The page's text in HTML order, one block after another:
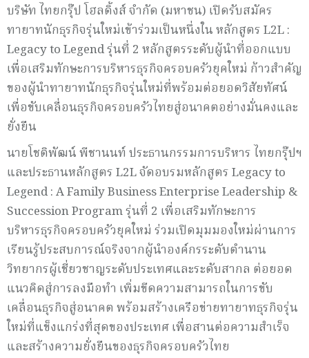
บริษัท ไทยกรุ๊ป โฮลดิ้งส์ จำกัด (มหาชน) เปิดรับสมัคร
ทายาทนักธุรกิจรุ่นใหม่เข้าร่วมเป็นหนึ่งใน หลักสูตร L2L :
Legacy to Legend รุ่นที่ 2 หลักสูตรระดับผู้นำที่ออกแบบ
เพื่อเสริมทักษะการบริหารธุรกิจครอบครัวยุคใหม่ ก้าวสำคัญ
ของผู้นำทายาทนักธุรกิจรุ่นใหม่ที่พร้อมต่อยอดวิสัยทัศน์
เพื่อขับเคลื่อนธุรกิจครอบครัวไทยสู่อนาคตอย่างมั่นคงและ
ยั่งยืน
นายโชติพัฒน์ พีชานนท์ ประธานกรรมการบริหาร ไทยกรุ๊ปฯ
และประธานหลักสูตร L2L จัดอบรมหลักสูตร Legacy to
Legend : A Family Business Enterprise Leadership &
Succession Program รุ่นที่ 2 เพื่อเสริมทักษะการ
บริหารธุรกิจครอบครัวยุคใหม่ ร่วมเปิดมุมมองใหม่ผ่านการ
เรียนรู้ประสบการณ์จริงจากผู้นำองค์กรระดับตำนาน
วิทยากรผู้เชี่ยวชาญระดับประเทศและระดับสากล ต่อยอด
แนวคิดสู่การลงมือทำ เพิ่มขีดความสามารถในการขับ
เคลื่อนธุรกิจสู่อนาคต พร้อมสร้างเครือข่ายทายาทธุรกิจรุ่น
ใหม่ที่แข็งแกร่งที่สุดของประเทศ เพื่อสานต่อความสำเร็จ
และสร้างความยั่งยืนของธุรกิจครอบครัวไทย